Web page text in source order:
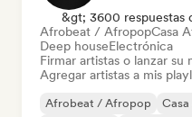
&gt; 3600 respuestas
Afrobeat / AfropopCasa
Deep houseElectrónica
Firmar artistas o lanzar su
Agregar artistas a mis
Afrobeat / Afropop